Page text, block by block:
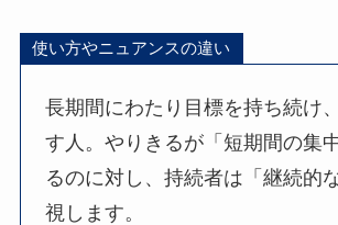
使い方やニュアンスの違い
長期間にわたり目標を持ち続け
す人。やりきるが「短期間の集
るのに対し、持続者は「継続的
視します。